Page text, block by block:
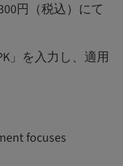
円（税込）にて
」を入力し、適用
focuses